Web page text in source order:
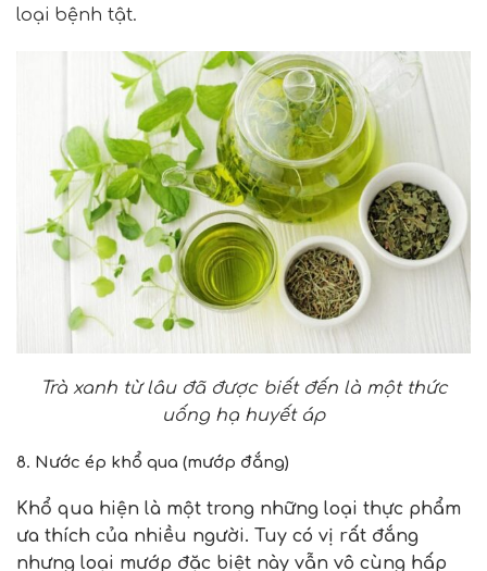
loại bệnh tật.
Trà xanh từ lâu đã được biết đến là một thức
uống hạ huyết áp
8. Nước ép khổ qua (mướp đắng)
Khổ qua hiện là một trong những loại thực phẩm
ưa thích của nhiều người. Tuy có vị rất đắng
nhưng loại mướp đặc biệt này vẫn vô cùng hấp